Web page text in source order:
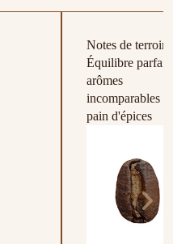
Notes de terroir :
Équilibre parfait,
arômes
incomparables
pain d'épices